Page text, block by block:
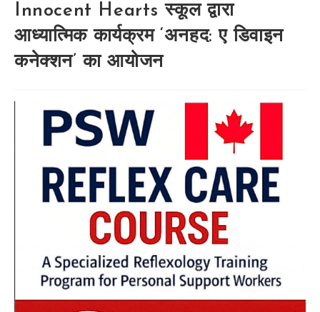
Innocent Hearts स्कूल द्वारा
आध्यात्मिक कार्यक्रम ‘अनहद: ए डिवाइन
कनेक्शन’ का आयोजन